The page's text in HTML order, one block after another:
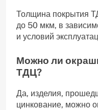
Толщина покрытия
до 50 мкм, в
и условий
Можно ли
ТДЦ?
Да, изделия,
цинкование, можно